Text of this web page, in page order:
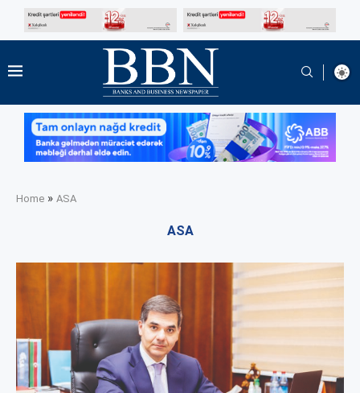
Home » ASA
ASA